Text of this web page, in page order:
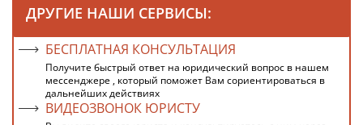
ДРУГИЕ НАШИ СЕРВИСЫ:
БЕСПЛАТНАЯ КОНСУЛЬТАЦИЯ
Получите быстрый ответ на юридический вопрос в нашем
мессенджере , который поможет Вам сориентироваться в
дальнейших действиях
ВИДЕОЗВОНОК ЮРИСТУ